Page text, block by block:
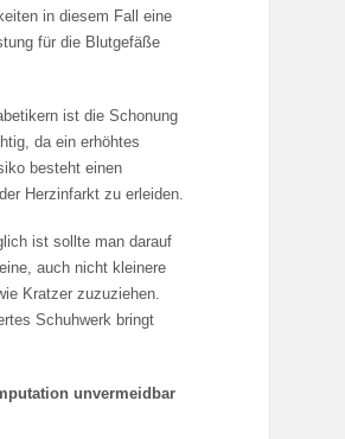
in diesem Fall eine
für die Blutgefäße
ist die Schonung
da ein erhöhtes
besteht einen
Herzinfarkt zu erleiden.
ist sollte man darauf
auch nicht kleinere
Kratzer zuzuziehen.
Schuhwerk bringt
unvermeidbar